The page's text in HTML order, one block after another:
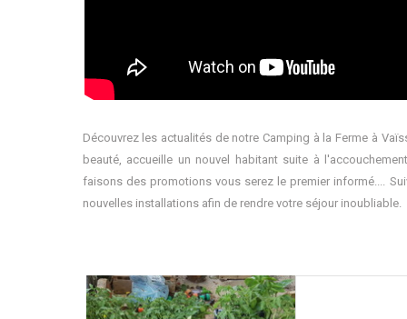
Découvrez les actualités de notre Camping à la Ferme à
beauté, accueille un nouvel habitant suite à
faisons des promotions vous serez le premier informé....
nouvelles installations afin de rendre votre séjour inoubliable.